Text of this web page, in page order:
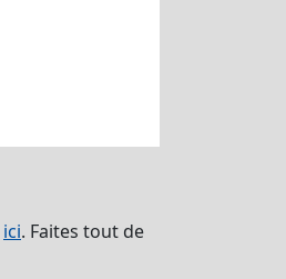
ici. Faites tout de